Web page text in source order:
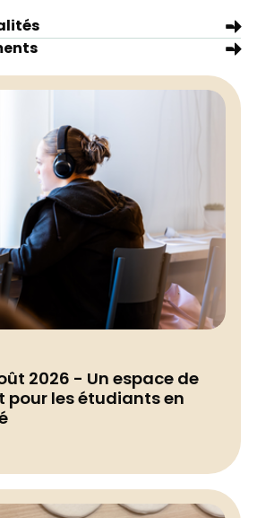
2026 - Un espace de
les étudiants en